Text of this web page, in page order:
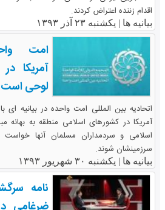
اقدام زننده اعتراض کردند.
بیانیه ها | یکشنبه ۲۳ آذر ۱۳۹۳
امت
آمریکا
لوحی است
اتحادیه بین المللی امت واحده در بیانیه
آمریکا در کشورهای اسلامی منطقه به بهانه
اسلامی و سردمداران مسلمان آنها خواست
سرزمینشان شوند.
بیانیه ها | یکشنبه ۳۰ شهریور ۱۳۹۳
نامه